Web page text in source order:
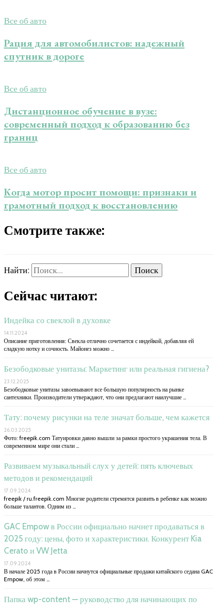
Все об авто
Рация для автомобилистов: надежный
спутник в дороге
Все об авто
Дистанционное обучение в вузе:
современный подход к образованию без
границ
Все об авто
Когда мотор просит помощи: признаки и
грамотный подход к восстановлению
Смотрите также:
Найти:
Сейчас читают:
Индейка со свеклой в духовке
14.11.2024
Описание приготовления: Свекла отлично сочетается с индейкой, добавляя ей
сладкую нотку и сочность. Майонез можно …
Безободковые унитазы: Маркетинг или реальная гигиена?
23.12.2025
Безободковые унитазы завоевывают все большую популярность на рынке
сантехники. Производители утверждают, что они предлагают наилучшие …
Тату: почему рисунки на теле значат больше, чем кажется
26.03.2025
Фото: freepik.com Татуировки давно вышли за рамки простого украшения тела. В
современном мире они стали …
Развиваем музыкальный слух у детей: пять ключевых
методов и рекомендаций
17.09.2024
freepik / ru.freepik.com Многие родители стремятся развить в ребенке как можно
больше талантов. Одним из …
GAC Empow в России официально начнет продаваться в
2025 году: цены, фото и характеристики. Конкурент Kia
Cerato и VW Jetta
17.09.2024
В начале 2025 года в России начнутся официальные продажи китайского седана GAC
Empow, об этом …
Папка wp-content — руководство для начинающих по